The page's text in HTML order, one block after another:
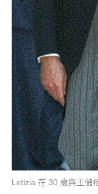
Letizia 在 30 歲與王儲